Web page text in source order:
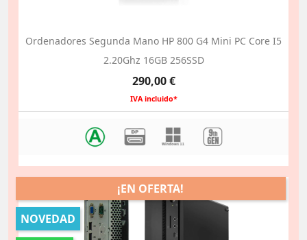
Ordenadores Segunda Mano HP 800 G4 Mini PC Core I5
2.20Ghz 16GB 256SSD
Precio
290,00 €
IVA incluido*
¡EN OFERTA!
NOVEDAD